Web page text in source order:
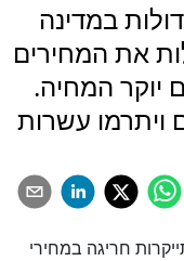
במדינה
את המחירים
יוקר המחיה.
ויתרמו עשרות
חריגה במחירי